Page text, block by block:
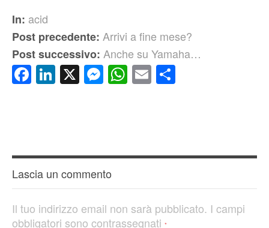
In: acid
Post precedente: Arrivi a fine mese?
Post successivo: Anche su Yamaha…
Facebook
LinkedIn
X Messenger
WhatsApp
Email
Lascia un commento
Il tuo indirizzo email non sarà pubblicato. I campi
obbligatori sono contrassegnati *